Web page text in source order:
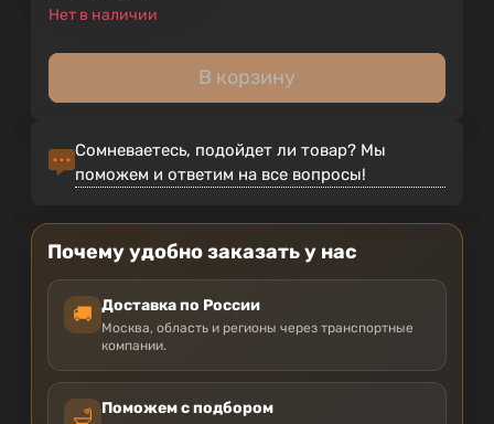
Нет в наличии
В корзину
Сомневаетесь, подойдет ли товар? Мы
поможем и ответим на все вопросы!
Почему удобно заказать у нас
🚚 Доставка по России
Москва, область и регионы через транспортные
компании.
🛁 Поможем с подбором